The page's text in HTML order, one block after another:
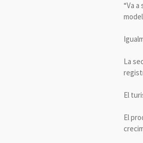
“Va
La
El
El